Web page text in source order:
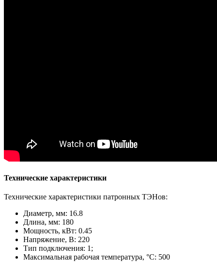
Технические характеристики
Технические характеристики патронных ТЭНов:
Диаметр, мм: 16.8
Длина, мм: 180
Мощность, кВт: 0.45
Напряжение, В: 220
Тип подключения: 1;
Максимальная рабочая температура, °С: 500